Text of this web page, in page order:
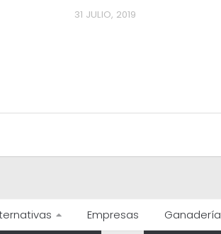
31 JULIO, 2019
Empresas Ganadería